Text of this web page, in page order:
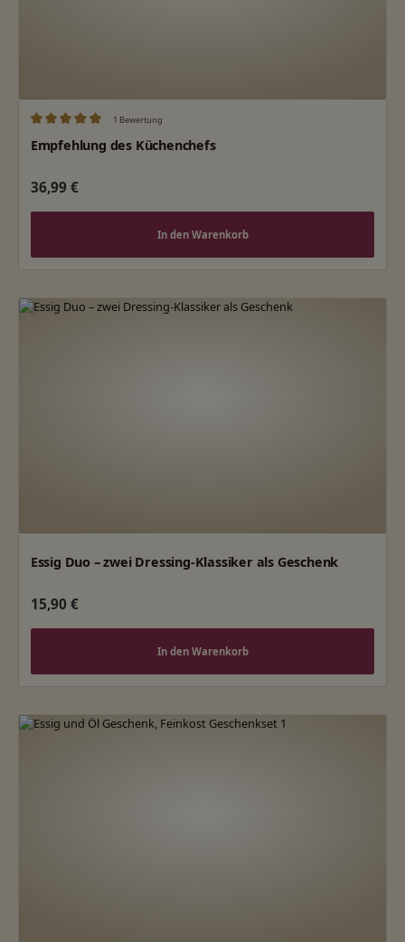
1 Bewertung
Empfehlung des Küchenchefs
Regulärer Preis:
36,99 €
In den Warenkorb
Essig Duo – zwei Dressing-Klassiker als Geschenk
Regulärer Preis:
15,90 €
In den Warenkorb